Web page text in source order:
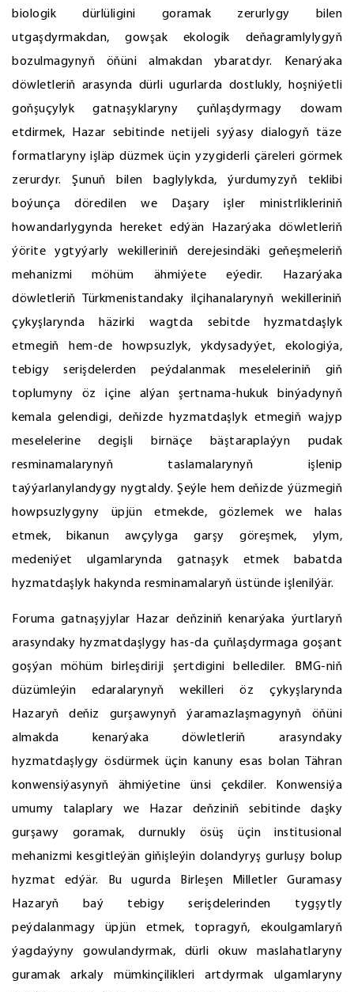
biologik dürlüligini goramak zerurlygy bilen
utgaşdyrmakdan, gowşak ekologik deňagramlylygyň
bozulmagynyň öňüni almakdan ybaratdyr. Kenarýaka
döwletleriň arasynda dürli ugurlarda dostlukly, hoşniýetli
goňşuçylyk gatnaşyklaryny çuňlaşdyrmagy dowam
etdirmek, Hazar sebitinde netijeli syýasy dialogyň täze
formatlaryny işläp düzmek üçin yzygiderli çäreleri görmek
zerurdyr. Şunuň bilen baglylykda, ýurdumyzyň teklibi
boýunça döredilen we Daşary işler ministrlikleriniň
howandarlygynda hereket edýän Hazarýaka döwletleriň
ýörite ygtyýarly wekilleriniň derejesindäki geňeşmeleriň
mehanizmi möhüm ähmiýete eýedir. Hazarýaka
döwletleriň Türkmenistandaky ilçihanalarynyň wekilleriniň
çykyşlarynda häzirki wagtda sebitde hyzmatdaşlyk
etmegiň hem-de howpsuzlyk, ykdysadyýet, ekologiýa,
tebigy serişdelerden peýdalanmak meseleleriniň giň
toplumyny öz içine alýan şertnama-hukuk binýadynyň
kemala gelendigi, deňizde hyzmatdaşlyk etmegiň wajyp
meselelerine degişli birnäçe bäştaraplaýyn pudak
resminamalarynyň taslamalarynyň işlenip
taýýarlanylandygy nygtaldy. Şeýle hem deňizde ýüzmegiň
howpsuzlygyny üpjün etmekde, gözlemek we halas
etmek, bikanun awçylyga garşy göreşmek, ylym,
medeniýet ulgamlarynda gatnaşyk etmek babatda
hyzmatdaşlyk hakynda resminamalaryň üstünde işlenilýär.
Foruma gatnaşyjylar Hazar deňziniň kenarýaka ýurtlaryň
arasyndaky hyzmatdaşlygy has-da çuňlaşdyrmaga goşant
goşýan möhüm birleşdiriji şertdigini bellediler. BMG-niň
düzümleýin edaralarynyň wekilleri öz çykyşlarynda
Hazaryň deňiz gurşawynyň ýaramazlaşmagynyň öňüni
almakda kenarýaka döwletleriň arasyndaky
hyzmatdaşlygy ösdürmek üçin kanuny esas bolan Tähran
konwensiýasynyň ähmiýetine ünsi çekdiler. Konwensiýa
umumy talaplary we Hazar deňziniň sebitinde daşky
gurşawy goramak, durnukly ösüş üçin institusional
mehanizmi kesgitleýän giňişleýin dolandyryş gurluşy bolup
hyzmat edýär. Bu ugurda Birleşen Milletler Guramasy
Hazaryň baý tebigy serişdelerinden tygşytly
peýdalanmagy üpjün etmek, topragyň, ekoulgamlaryň
ýagdaýyny gowulandyrmak, dürli okuw maslahatlaryny
guramak arkaly mümkinçilikleri artdyrmak ulgamlaryny